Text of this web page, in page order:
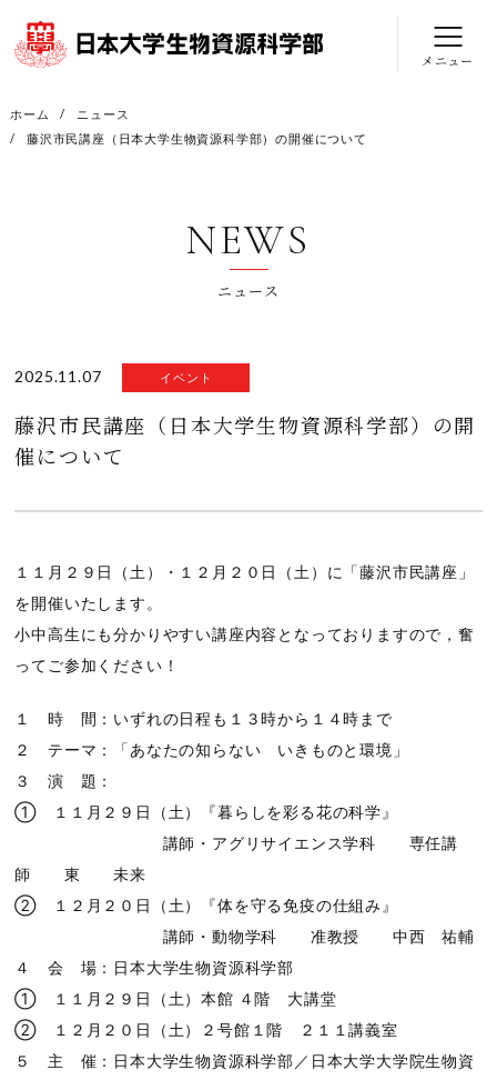
メニュー
ホーム
ニュース
藤沢市民講座（日本大学生物資源科学部）の開催について
NEWS
ニュース
2025.11.07 イベント
藤沢市民講座（日本大学生物資源科学部）の開
催について
１１月２９日（土）・１２月２０日（土）に「藤沢市民講座」
を開催いたします。
小中高生にも分かりやすい講座内容となっておりますので，奮
ってご参加ください！
１ 時 間：いずれの日程も１３時から１４時まで
２ テーマ：「あなたの知らない いきものと環境」
３ 演 題：
① １１月２９日（土）『暮らしを彩る花の科学』
講師・アグリサイエンス学科 専任講
師 東 未来
② １２月２０日（土）『体を守る免疫の仕組み』
講師・動物学科 准教授 中西 祐輔
４ 会 場：日本大学生物資源科学部
① １１月２９日（土）本館 ４階 大講堂
② １２月２０日（土）２号館１階 ２１１講義室
５ 主 催：日本大学生物資源科学部／日本大学大学院生物資